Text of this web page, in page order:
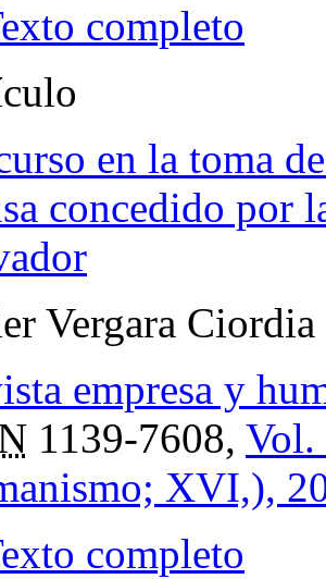
completo
en la toma
concedido por
Vergara Ciordia
empresa y
1139-7608, Vol.
XVI,),
completo